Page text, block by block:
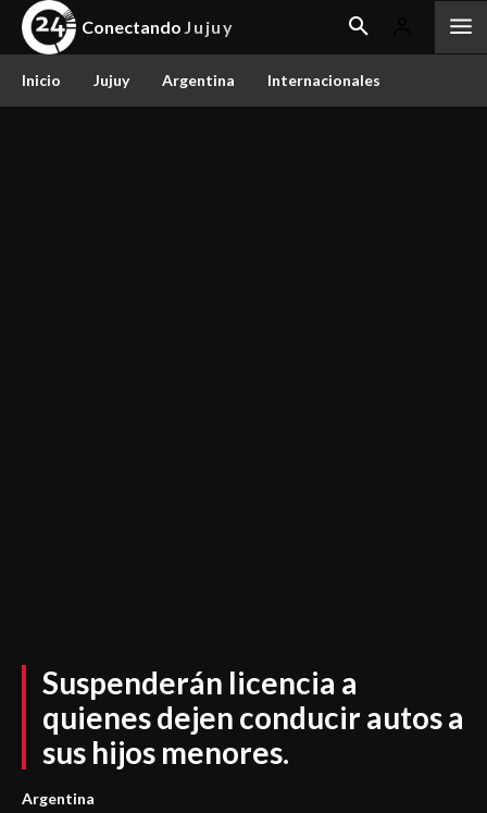
Conectando Jujuy
Inicio Jujuy Argentina Internacionales
Suspenderán licencia a
quienes dejen conducir autos a
sus hijos menores.
Argentina